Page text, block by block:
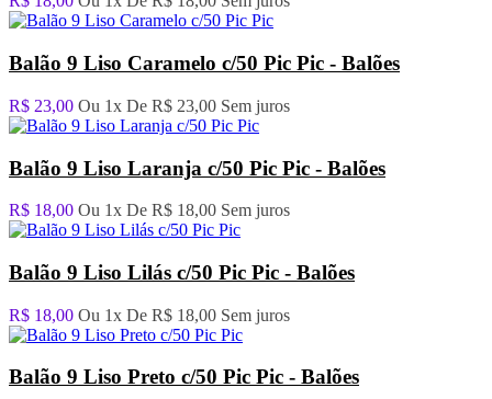
Balão 9 Liso Caramelo c/50 Pic Pic - Balões
R$ 23,00 Ou 1x De R$ 23,00 Sem juros
Balão 9 Liso Laranja c/50 Pic Pic - Balões
R$ 18,00 Ou 1x De R$ 18,00 Sem juros
Balão 9 Liso Lilás c/50 Pic Pic - Balões
R$ 18,00 Ou 1x De R$ 18,00 Sem juros
Balão 9 Liso Preto c/50 Pic Pic - Balões